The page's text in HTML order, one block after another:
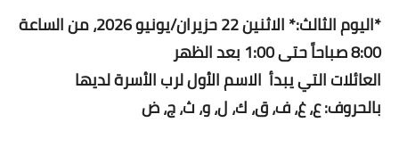
*اليوم الثالث:* الاثنين 22 حزيران/يونيو 2026، من الساعة
8:00 صباحاً حتى 1:00 بعد الظهر
العائلات التي يبدأ الاسم الأول لرب الأسرة لديها
بالحروف: ع، غ، ف، ق، ك، ل، و، ث، ج، ض